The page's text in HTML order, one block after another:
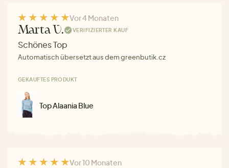
Vor 4 Monaten
Marta V. VERIFIZIERTER KAUF
Schönes Top
Automatisch übersetzt aus dem greenbutik.cz
GEKAUFTES PRODUKT
Top Alaania Blue
Vor 10 Monaten